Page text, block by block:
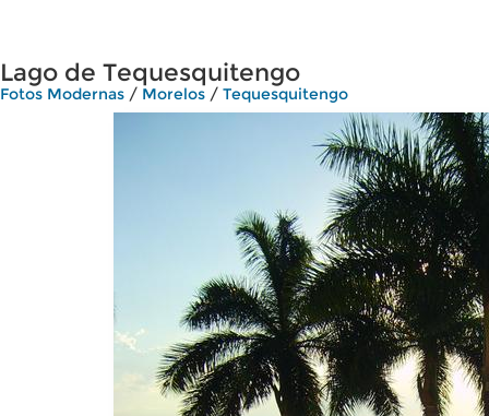
Lago de Tequesquitengo
Fotos Modernas / Morelos / Tequesquitengo